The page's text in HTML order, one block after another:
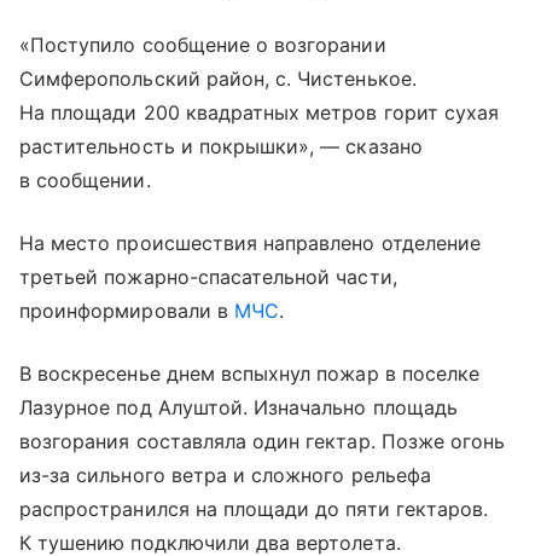
«Поступило сообщение о возгорании
Симферопольский район, с. Чистенькое.
На площади 200 квадратных метров горит сухая
растительность и покрышки», — сказано
в сообщении.
На место происшествия направлено отделение
третьей пожарно-спасательной части,
проинформировали в МЧС.
В воскресенье днем вспыхнул пожар в поселке
Лазурное под Алуштой. Изначально площадь
возгорания составляла один гектар. Позже огонь
из-за сильного ветра и сложного рельефа
распространился на площади до пяти гектаров.
К тушению подключили два вертолета.